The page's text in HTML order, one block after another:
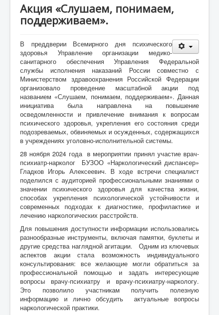
Акция «Слушаем, понимаем,
поддерживаем».
В преддверии Всемирного дня психического
здоровья Управление организации медико-
санитарного обеспечения Управления Федеральной
службы исполнения наказаний России совместно с
Министерством здравоохранения Российской Федерации
организовало проведение масштабной акции под
названием «Слушаем, понимаем, поддерживаем». Данная
инициатива была направлена на повышение
осведомленности и привлечение внимания к вопросам
психического здоровья, укрепления его состояния среди
подозреваемых, обвиняемых и осужденных, содержащихся
в учреждениях уголовно-исполнительной системы.
28 ноября 2024 года в мероприятии принял участие врач-
психиатр-нарколог БУЗОО «Наркологический диспансер»
Гладков Игорь Алексеевич. В ходе встречи специалист
поделился с аудиторией профессиональными знаниями о
значении психического здоровья для качества жизни,
способах укрепления психологической устойчивости и
современных подходах к диагностике, профилактике и
лечению наркологических расстройств.
Для повышения доступности информации использовались
разнообразные инструменты, включая памятки, буклеты и
другие средства наглядной агитации. Одним из ключевых
аспектов акции стала возможность индивидуального
консультирования: все желающие могли обратиться за
профессиональной помощью и задать интересующие
вопросы врачу-психиатру и врачу-психиатру-наркологу.
Это позволило участникам получить полезную
информацию и лично обсудить актуальные вопросы
наркологической практики.